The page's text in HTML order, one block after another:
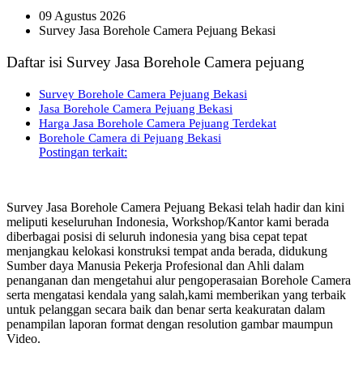
09 Agustus 2026
Survey Jasa Borehole Camera Pejuang Bekasi
Daftar isi Survey Jasa Borehole Camera pejuang
Survey Borehole Camera Pejuang Bekasi
Jasa Borehole Camera Pejuang Bekasi
Harga Jasa Borehole Camera Pejuang Terdekat
Borehole Camera di Pejuang Bekasi
Postingan terkait:
Survey Jasa Borehole Camera Pejuang Bekasi telah hadir dan kini
meliputi keseluruhan Indonesia, Workshop/Kantor kami berada
diberbagai posisi di seluruh indonesia yang bisa cepat tepat
menjangkau kelokasi konstruksi tempat anda berada, didukung
Sumber daya Manusia Pekerja Profesional dan Ahli dalam
penanganan dan mengetahui alur pengoperasaian Borehole Camera
serta mengatasi kendala yang salah,kami memberikan yang terbaik
untuk pelanggan secara baik dan benar serta keakuratan dalam
penampilan laporan format dengan resolution gambar maumpun
Video.